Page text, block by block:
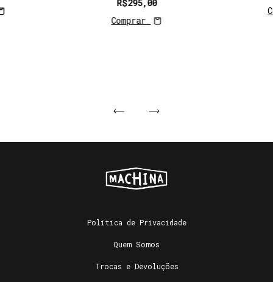
R$295,00
Comprar
Política de Privacidade
Quem Somos
Trocas e Devoluções